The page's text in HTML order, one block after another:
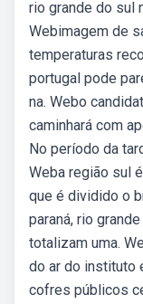
rio grande do sul
Webimagem de
temperaturas
portugal pode
na. Webo
caminhará com
No período da
Weba região sul
que é dividido o
paraná, rio
totalizam uma.
do ar do instituto
cofres públicos